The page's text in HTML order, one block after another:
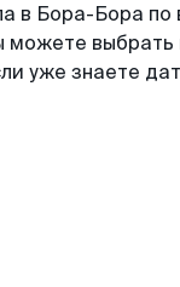
в Бора-Бора по
можете выбрать
уже знаете